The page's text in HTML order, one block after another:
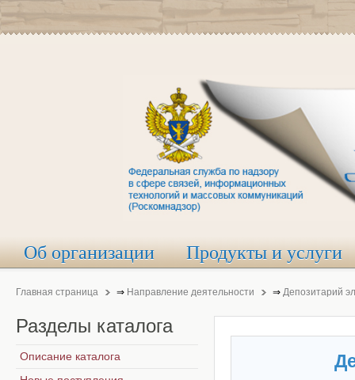
Об организации Продукты и услуги
Главная страница ⇒ Направление деятельности ⇒ Депозитарий
Разделы каталога
Описание каталога